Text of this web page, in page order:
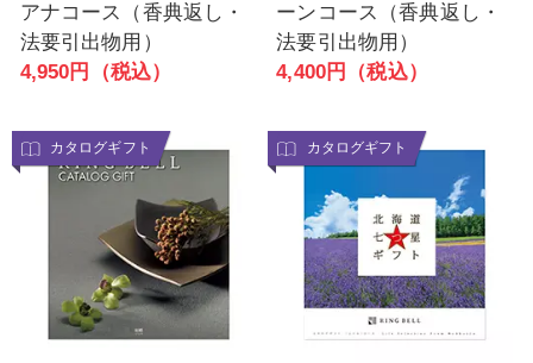
アナコース（香典返し・
法要引出物用）
4,950円（税込）
ーンコース（香典返し・
法要引出物用）
4,400円（税込）
カタログギフト カタログギフト